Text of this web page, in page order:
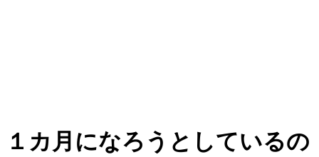
１カ月になろうとしているの